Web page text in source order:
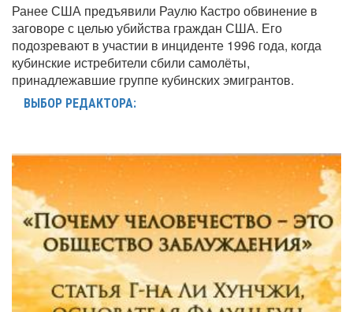
Ранее США предъявили Раулю Кастро обвинение в
заговоре с целью убийства граждан США. Его
подозревают в участии в инциденте 1996 года, когда
кубинские истребители сбили самолёты,
принадлежавшие группе кубинских эмигрантов.
ВЫБОР РЕДАКТОРА: